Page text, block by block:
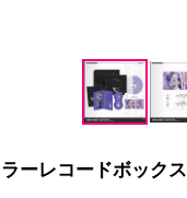
レコードボックス